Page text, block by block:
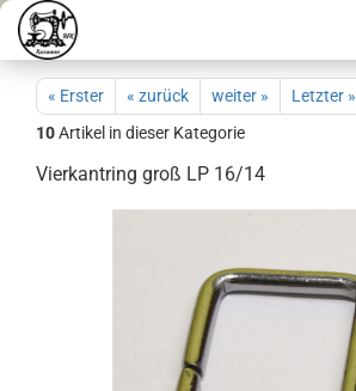
« Erster « zurück weiter »
Letzter »
10Artikel in dieser Kategorie
Vierkantring groß LP 16/14